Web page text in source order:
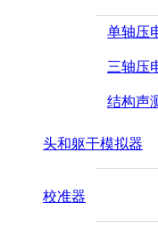
单轴压
三轴压
结构声
头和躯干模拟器
校准器